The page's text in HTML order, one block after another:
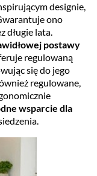
designie,
ono
długie lata.
postawy
regulowaną
się do jego
regulowane,
wsparcie dla